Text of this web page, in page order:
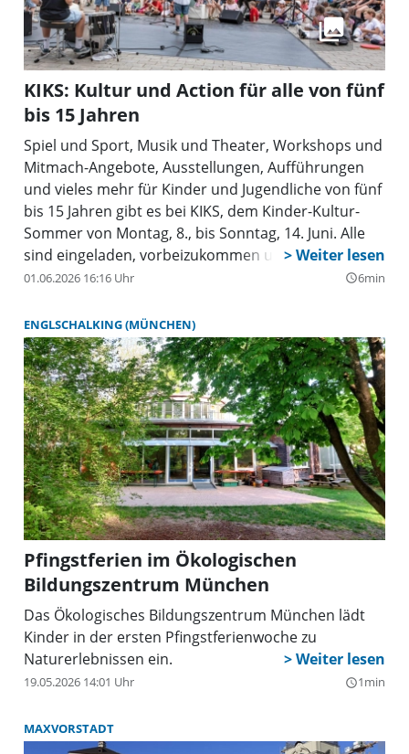
KIKS: Kultur und Action für alle von fünf
bis 15 Jahren
Spiel und Sport, Musik und Theater, Workshops und
Mitmach-Angebote, Ausstellungen, Aufführungen
und vieles mehr für Kinder und Jugendliche von fünf
bis 15 Jahren gibt es bei KIKS, dem Kinder-Kultur-
Sommer von Montag, 8., bis Sonntag, 14. Juni. Alle
sind eingeladen, vorbeizukommen und
mitzumachen.
01.06.2026 16:16 Uhr query_builder6min
ENGLSCHALKING (MÜNCHEN)
Pfingstferien im Ökologischen
Bildungszentrum München
Das Ökologisches Bildungszentrum München lädt
Kinder in der ersten Pfingstferienwoche zu
Naturerlebnissen ein.
19.05.2026 14:01 Uhr query_builder1min
MAXVORSTADT